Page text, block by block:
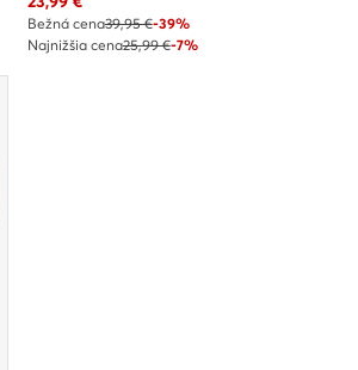
Bežná cena39,95 €-39%
Najnižšia cena25,99 €-7%